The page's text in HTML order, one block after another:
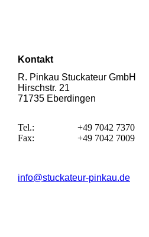
Kontakt
R. Pinkau Stuckateur GmbH
Hirschstr. 21
71735 Eberdingen
Tel.:
Fax:
+49 7042 7370
+49 7042 7009
info@stuckateur-pinkau.de